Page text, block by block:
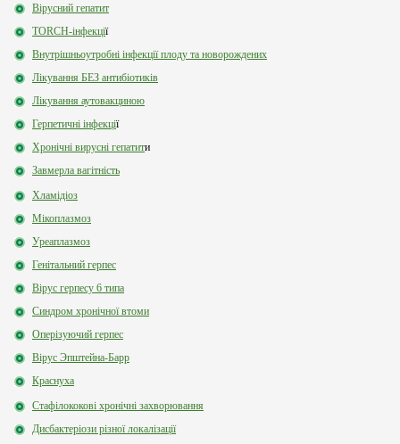
Вірусний гепатит
TORCH-інфекції
Внутрішньоутробні інфекції плоду та новорождених
Лікування БЕЗ антибіотиків
Лікування аутовакциною
Герпетичні інфекції
Хронічні вирусні гепатити
Завмерла вагітність
Хламідіоз
Мікоплазмоз
Уреаплазмоз
Генітальний герпес
Вірус герпесу 6 типа
Синдром хронічної втоми
Оперізуючий герпес
Вірус Эпштейна-Барр
Краснуха
Стафілококові хронічні захворювання
Дисбактеріози різної локалізації